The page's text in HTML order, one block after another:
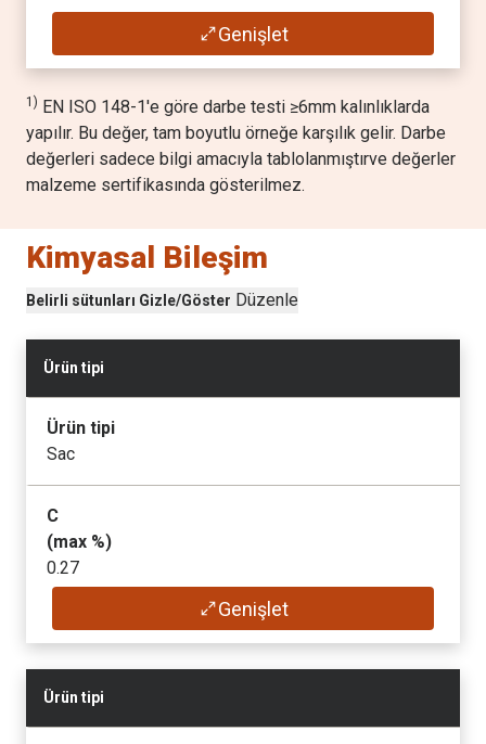
Charpy V 10x10 mm test örneği.
Genişlet
1) EN ISO 148-1'e göre darbe testi ≥6mm kalınlıklarda
yapılır. Bu değer, tam boyutlu örneğe karşılık gelir. Darbe
değerleri sadece bilgi amacıyla tablolanmıştırve değerler
malzeme sertifikasında gösterilmez.
Kimyasal Bileşim
Belirli sütunları Gizle/Göster Düzenle
Ürün tipi
Ürün tipi
Sac
C
(max %)
0.27
Si
Genişlet
Ürün tipi